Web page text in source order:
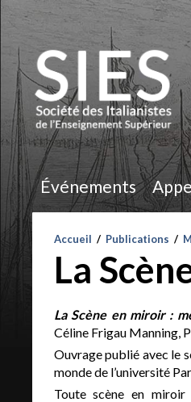
Événements
Accueil / Publications /
La
La Scène en miroir :
Céline Frigau Manning,
Ouvrage publié avec le
monde de l’université
Toute scène en